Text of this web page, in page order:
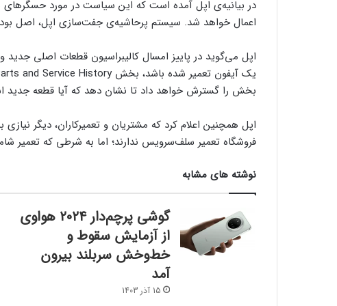
اعمال خواهد شد. سیستم پرحاشیه‌ی جفت‌سازی اپل، اصل
اپل می‌گوید در پاییز امسال کالیبراسیون قطعات اصلی
بخش را گسترش خواهد داد تا نشان دهد که آیا قطعه‌
اپل همچنین اعلام کرد که مشتریان و تعمیرکاران، دیگر
فروشگاه تعمیر سلف‌سرویس ندارند؛ اما به شرطی که تعمیر
نوشته های مشابه
گوشی پرچم‌دار ۲۰۲۴ هواوی
از آزمایش سقوط و
خط‌و‌خش سربلند بیرون
آمد
15 آذر 1403